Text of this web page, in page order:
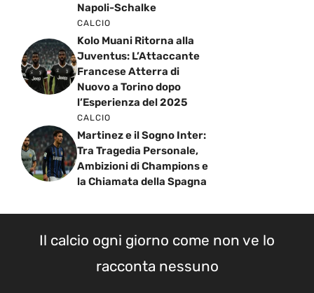
Napoli-Schalke
CALCIO
Kolo Muani Ritorna alla
Juventus: L’Attaccante
Francese Atterra di
Nuovo a Torino dopo
l’Esperienza del 2025
CALCIO
Martinez e il Sogno Inter:
Tra Tragedia Personale,
Ambizioni di Champions e
la Chiamata della Spagna
Il calcio ogni giorno come non ve lo
racconta nessuno